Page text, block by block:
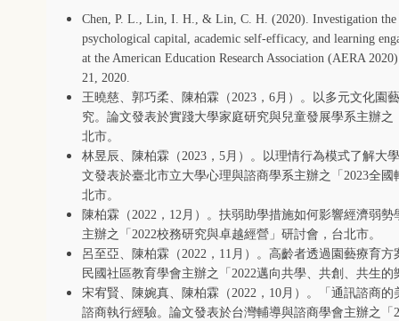
Chen, P. L., Lin, I. H., & Lin, C. H. (2020). Investigation the
psychological capital, academic self-efficacy, and learning
at the American Education Research Association (AERA
21, 2020.
王曉慈、郭巧柔、陳柏霖（2023 ， 6月）。以多元文化園
究。論文發表於實踐大學家庭研究與兒童發展學系主辦之
北市。
林昱辰、陳柏霖（2023 ， 5月）。以理情行為模式了解大
文發表於臺北市立大學心理與諮商學系主辦之「 2023全國
北市。
陳柏霖（2022 ， 12月）。扶弱助學措施如何影響經濟弱
主辦之「 2022校務研究與卓越經營」研討會，台北市。
呂至亞、陳柏霖（2022 ， 11 月）。高齡者透過園藝療育
民國社區教育學會主辦之「 2022邁向共學、共創、共生的
宋宥賢、陳婉真、陳柏霖（2022 ， 10月）。「通訊諮商
諮商執行經驗。論文發表於台灣輔導與諮商學會主辦之「